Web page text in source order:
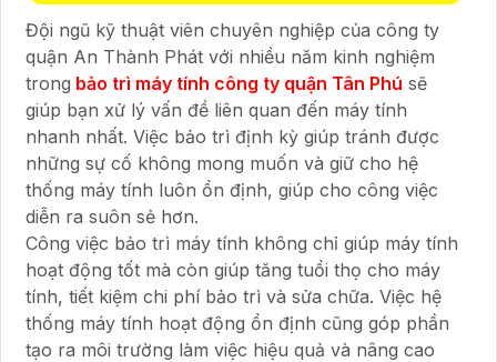
Đội ngũ kỹ thuật viên chuyên nghiệp của công ty
quận An Thành Phát với nhiều năm kinh nghiệm
trong bảo trì máy tính công ty quận Tân Phú sẽ
giúp bạn xử lý vấn đề liên quan đến máy tính
nhanh nhất. Việc bảo trì định kỳ giúp tránh được
những sự cố không mong muốn và giữ cho hệ
thống máy tính luôn ổn định, giúp cho công việc
diễn ra suôn sẻ hơn.
Công việc bảo trì máy tính không chỉ giúp máy tính
hoạt động tốt mà còn giúp tăng tuổi thọ cho máy
tính, tiết kiệm chi phí bảo trì và sửa chữa. Việc hệ
thống máy tính hoạt động ổn định cũng góp phần
tạo ra môi trường làm việc hiệu quả và nâng cao